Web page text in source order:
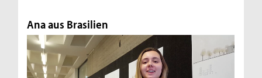
Ana aus Brasilien